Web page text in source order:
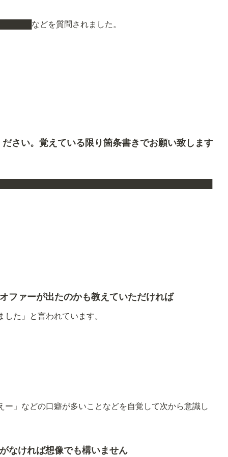
などを質問されました。
さい。覚えている限り箇条書きでお願い致します
ファーが出たのかも教えていただければ
た」と言われています。
」などの口癖が多いことなどを自覚して次から意識し
なければ想像でも構いません